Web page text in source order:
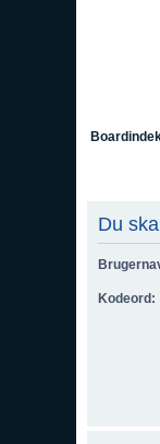
Du
Kodeord: